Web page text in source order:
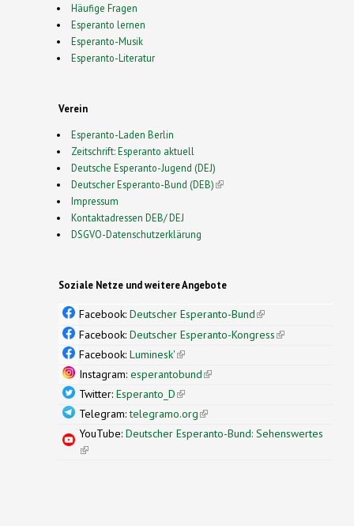
Häufige Fragen
Esperanto lernen
Esperanto-Musik
Esperanto-Literatur
Verein
Esperanto-Laden Berlin
Zeitschrift: Esperanto aktuell
Deutsche Esperanto-Jugend (DEJ)
Deutscher Esperanto-Bund (DEB)(link is external)
Impressum
Kontaktadressen DEB/ DEJ
DSGVO-Datenschutzerklärung
Soziale Netze und weitere Angebote
Facebook: Deutscher Esperanto-Bund(link is
external)
Facebook: Deutscher Esperanto-Kongress(link is
Facebook: Luminesk'(link is external)
Instagram: esperantobund(link is external)
Twitter: Esperanto_D(link is external)
Telegram:telegramo.org(link is external)
YouTube: Deutscher Esperanto-Bund: Sehenswertes
(link is external)